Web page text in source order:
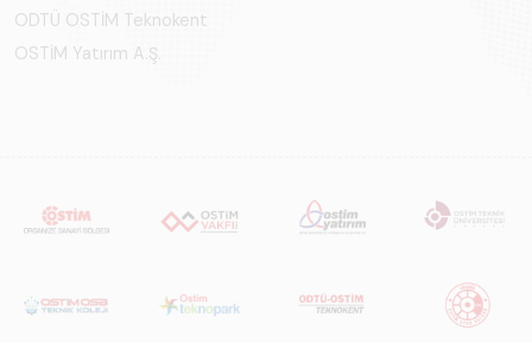
ODTÜ OSTİM Teknokent
OSTİM Yatırım A.Ş.